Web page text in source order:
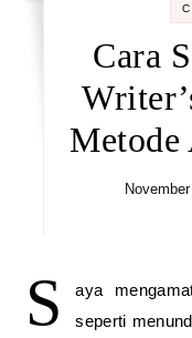
Cara
Metode
S
aya
seperti